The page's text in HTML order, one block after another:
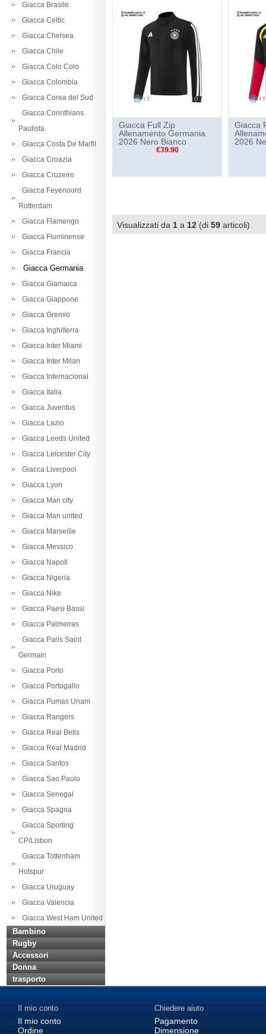
Giacca Brasile
Giacca Celtic
Giacca Chelsea
Giacca Chile
Giacca Colo Colo
Giacca Colombia
Giacca Corea del Sud
Giacca Corinthians
Paulista
Giacca Costa De Marfil
Giacca Croazia
Giacca Cruzeiro
Giacca Feyenoord
Rotterdam
Giacca Flamengo
Giacca Fluminense
Giacca Francia
Giacca Germania
Giacca Giamaica
Giacca Giappone
Giacca Gremio
Giacca Inghilterra
Giacca Inter Miami
Giacca Inter Milan
Giacca Internacional
Giacca Italia
Giacca Juventus
Giacca Lazio
Giacca Leeds United
Giacca Leicester City
Giacca Liverpool
Giacca Lyon
Giacca Man city
Giacca Man united
Giacca Marseille
Giacca Messico
Giacca Napoli
Giacca Nigeria
Giacca Nike
Giacca Paesi Bassi
Giacca Palmeiras
Giacca Paris Saint
Germain
Giacca Porto
Giacca Portogallo
Giacca Pumas Unam
Giacca Rangers
Giacca Real Betis
Giacca Real Madrid
Giacca Santos
Giacca Sao Paulo
Giacca Senegal
Giacca Spagna
Giacca Sporting
CP/Lisbon
Giacca Tottenham
Hotspur
Giacca Uruguay
Giacca Valencia
Giacca West Ham United
Bambino
Rugby
Accessori
Donna
trasporto
Giacca Full Zip
Allenamento Germania
2026 Nero Bianco
€39.90
Giacca
2026
Visualizzati da 1 a 12 (di 59 articoli)
Il mio conto
Il mio conto
Ordine
Chiedere aiuto
Pagamento
Dimensione